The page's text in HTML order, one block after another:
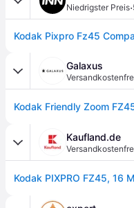
Niedrigster Preis·
Galaxus
Kaufland.de